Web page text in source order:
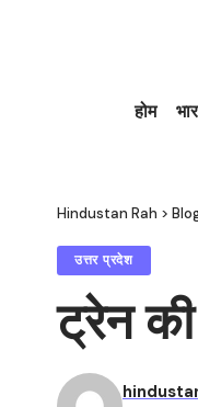
होम
Hindustan Rah >
उत्तर प्रदेश
ट्रेन